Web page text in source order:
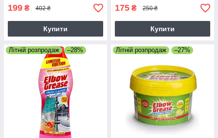
199 ₴ 402 ₴
Купити
175 ₴ 250 ₴
Купити
Літній розпродаж –28% Літній розпродаж –27%